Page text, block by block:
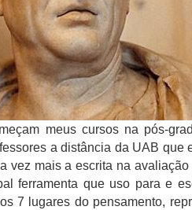
meus cursos na pós-
a distância da UAB que
vez mais a escrita na
ferramenta que uso para e
7 lugares do pensamento,